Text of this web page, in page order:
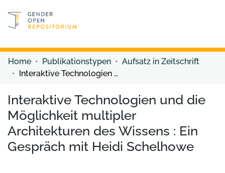
Discover content
Home Publikationstypen
Aufsatz in Zeitschrift
Interaktive Technologien und die Möglichkeit multipler Architekturen des Wissens : Ein Gespräch mit Heidi Schelhowe
Interaktive Technologien und die
Möglichkeit multipler
Architekturen des Wissens : Ein
Gespräch mit Heidi Schelhowe